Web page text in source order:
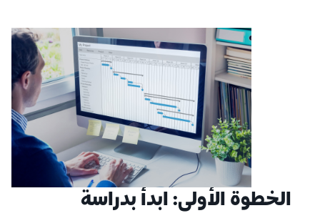
الخطوة الأولى: ابدأ بدراسة